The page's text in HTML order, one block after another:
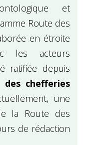
et
Route des
en étroite
les acteurs
ratifiée depuis
des chefferies
une
la Route des
de rédaction